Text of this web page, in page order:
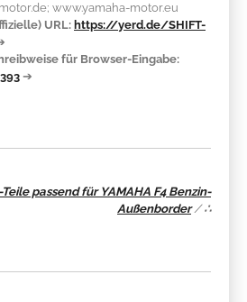
www.yamaha-motor.eu
URL: https://yerd.de/SHIFT-
für Browser-Eingabe:
➔
passend für YAMAHA F4 Benzin-
Außenborder/∴